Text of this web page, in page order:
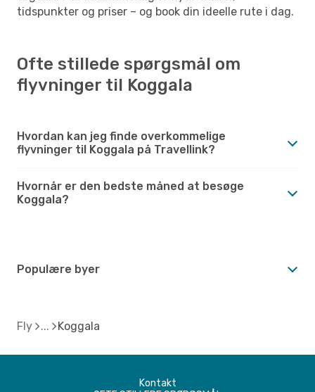
tidspunkter og priser – og book din ideelle rute i dag.
Ofte stillede spørgsmål om
flyvninger til Koggala
Hvordan kan jeg finde overkommelige
flyvninger til Koggala på Travellink?
Hvornår er den bedste måned at besøge
Koggala?
Populære byer
Fly Koggala
Kontakt